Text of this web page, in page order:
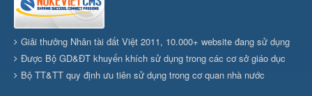
Giải thưởng Nhân tài đất Việt 2011, 10.000+ website đang sử dụng
Được Bộ GD&ĐT khuyến khích sử dụng trong các cơ sở giáo dục
Bộ TT&TT quy định ưu tiên sử dụng trong cơ quan nhà nước